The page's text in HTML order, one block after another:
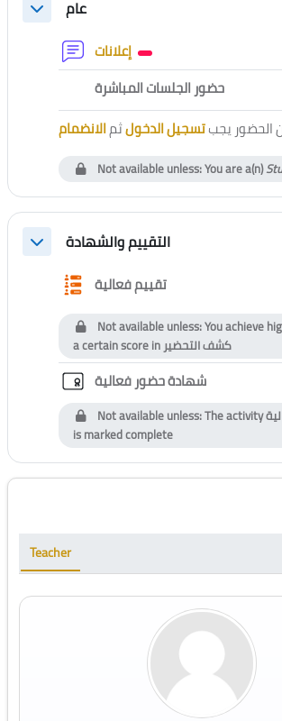
Collapseعام
Forum
حضور الجلسات المباشرةExternal tool
الحضور يجبتسجيل الدخولثمالانضمام
Not available unless: You are a(n)
Collapseالتقييم والشهادة
تقييم فعاليةQuestionnaire
Not available unless: You achieve
a certain score inكشف التحضير
شهادة حضور فعاليةCustom
Not available unless: The activity
is marked complete
Blocks
Skip [Cocoon] Course Instructor
Teacher